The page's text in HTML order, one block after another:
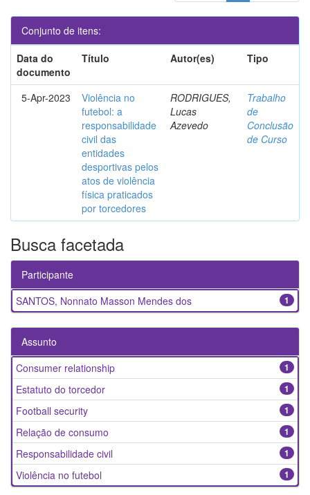
Conjunto de itens:
Data do
documento
Título Autor(es) Tipo
5-Apr-2023
Violência no
futebol: a
responsabilidade
civil das
entidades
desportivas pelos
atos de violência
física praticados
por torcedores
RODRIGUES,
Lucas
Azevedo
Trabalho
de
Conclusão
de Curso
Busca facetada
Participante
1
SANTOS, Nonnato Masson Mendes dos
Assunto
1
Consumer relationship
1
Estatuto do torcedor
1
Football security
1
Relação de consumo
1
Responsabilidade civil
1
Violência no futebol